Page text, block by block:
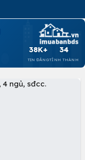
38K+
TIN ĐĂNG
34
TỈNH THÀNH